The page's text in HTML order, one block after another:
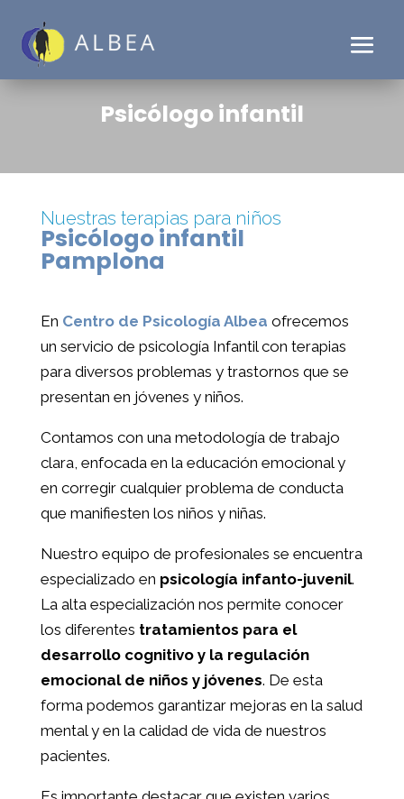
Psicólogo infantil
Nuestras terapias para niños
Psicólogo infantil
Pamplona
En Centro de Psicología Albea ofrecemos
un servicio de psicología Infantil con terapias
para diversos problemas y trastornos que se
presentan en jóvenes y niños.
Contamos con una metodología de trabajo
clara, enfocada en la educación emocional y
en corregir cualquier problema de conducta
que manifiesten los niños y niñas.
Nuestro equipo de profesionales se encuentra
especializado en psicología infanto-juvenil.
La alta especialización nos permite conocer
los diferentes tratamientos para el
desarrollo cognitivo y la regulación
emocional de niños y jóvenes. De esta
forma podemos garantizar mejoras en la salud
mental y en la calidad de vida de nuestros
pacientes.